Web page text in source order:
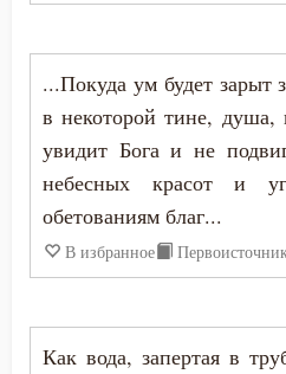
Воспитание
Врач
Гадание
Гнев
Ерм
Ефрем Сирин
Зосима Палестинский
...Покуда ум будет зарыт
в некоторой тине, душа,
увидит Бога и не
небесных красот и
обетованиям благ...
В избранное
Как вода, запертая в